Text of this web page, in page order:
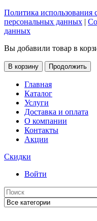
Политика использования
персональных данных |
данных
Вы добавили товар в
В корзину Продолжить
Главная
Каталог
Услуги
Доставка и оплата
О компании
Контакты
Акции
Скидки
Войти